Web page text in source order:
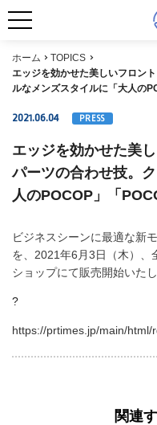
ホーム
TOPICS
エッジを効かせた美しいフロン
ルなメンズスタイルに「大人の
2021.06.04 PRESS
エッジを効かせた美
パーツの合わせ技。
人のPOCOP」「
ビジネスシーンに最適な新
を、2021年6月3日（木）、
ショップにて販売開始いたし
?
https://prtimes.jp/main/
関連